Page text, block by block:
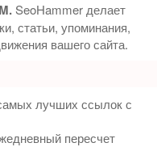
SeoHammer делает
статьи, упоминания,
вашего сайта.
лучших ссылок с
пересчет